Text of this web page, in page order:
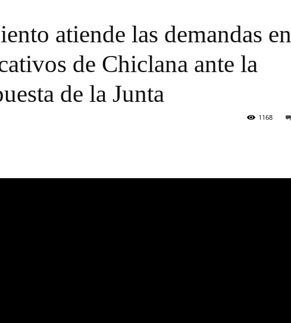
atiende las demandas en
de Chiclana ante la
de la Junta
1168